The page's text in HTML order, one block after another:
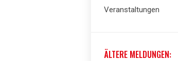
Veranstaltungen
ÄLTERE MELDUNGEN: